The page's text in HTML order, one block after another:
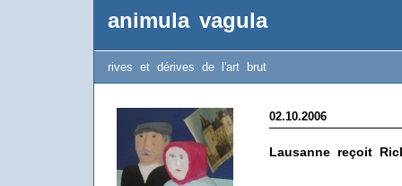
animula vagula
rives et dérives de l'art brut
02.10.2006
Lausanne reçoit